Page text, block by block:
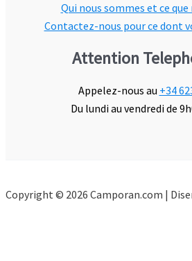
Qui nous sommes et ce
Contactez-nous pour ce dont
Attention
Appelez-nous au +34
Du lundi au vendredi de
Copyright © 2026 Camporan.com |